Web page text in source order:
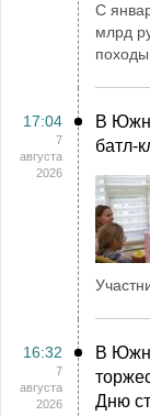
С
млрд
17:04
7
августа
2026
В
батл-
16:32
7
августа
2026
В
Дню